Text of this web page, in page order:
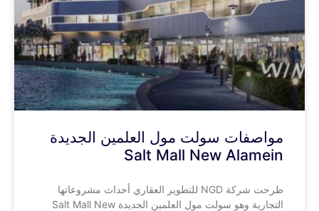
مواصفات سولت مول العلمين الجديدة
Salt Mall New Alamein
طرحت شركة NGD للتطوير العقاري أحداث مشروعاتها
التجارية وهو سولت مول العلمين الجديدة Salt Mall New